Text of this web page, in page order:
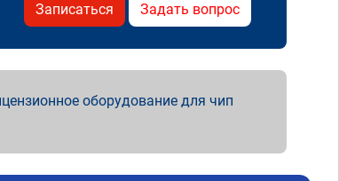
Записаться Задать вопрос
оборудование для чип